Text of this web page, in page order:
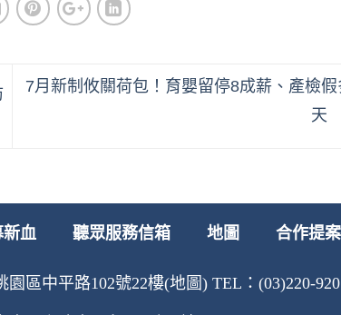
7月新制攸關荷包！育嬰留停8成薪、產檢假
天
血 聽眾服務信箱 地圖 合作提案
區中平路102號22樓(地圖) TEL：(03)220-